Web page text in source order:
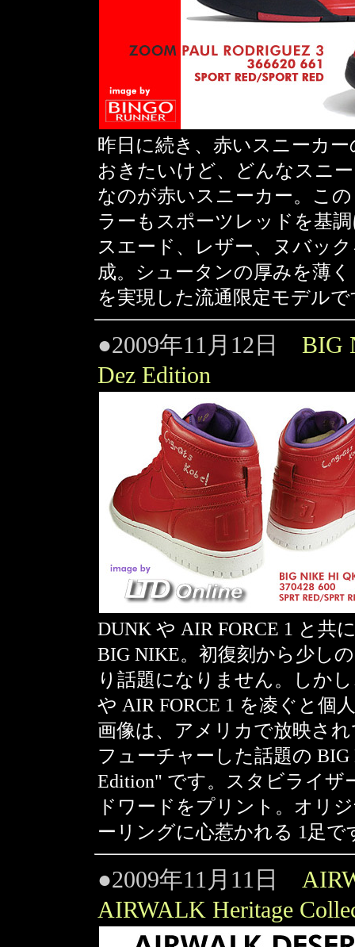
昨日に続き、赤いスニーカ
おきたいけど、どんなスニ
なのが赤いスニーカー。こ
ラーもスポーツレッドを基
スエード、レザー、ヌバッ
成。シュータンの厚みを薄
を実現した流通限定モデルで
●2009年11月12日
BIG
Dez Edition
DUNK や AIR FORCE 1 と共
BIG NIKE。初復刻から少し
り話題になりません。しか
や AIR FORCE 1 を凌ぐと個
画像は、アメリカで放映さ
フューチャーした話題の
Edition" です。スタビライザ
ドワードをプリント。オリ
ーリングに心惹かれる 1足で
●2009年11月11日
AIRWALK Heritage